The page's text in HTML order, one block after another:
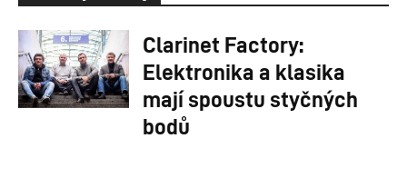
Clarinet Factory:
Elektronika a klasika
mají spoustu styčných
bodů